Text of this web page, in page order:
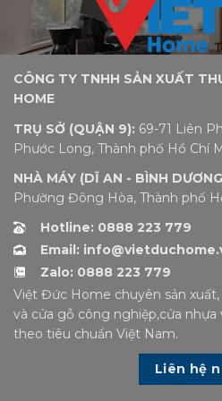
CÔNG TY TNHH SẢN XUẤT
HOME
TRỤ SỞ (QUẬN 9): 69-71 Liên
Phước Long, Thành phố Hồ Chí
NHÀ MÁY (DĨ AN - BÌNH
Phường Đông Hòa, Thành phố
Hotline: 0888 223 779
Email:
Zalo: 0888 223 779
Việt Đức Home chuyên sản
và cửa gỗ công nghiệp,cửa
theo tiêu chuẩn Việt Nam.
Liên hệ